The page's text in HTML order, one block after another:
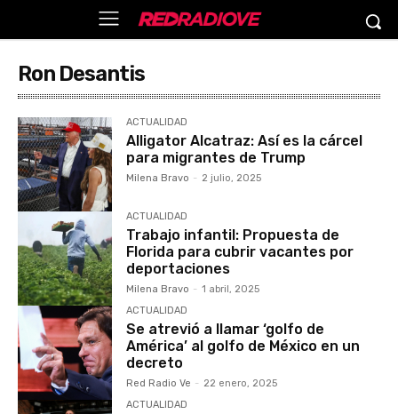
Ron Desantis
ACTUALIDAD
Alligator Alcatraz: Así es la cárcel
para migrantes de Trump
Milena Bravo - 2 julio, 2025
ACTUALIDAD
Trabajo infantil: Propuesta de
Florida para cubrir vacantes por
deportaciones
Milena Bravo - 1 abril, 2025
ACTUALIDAD
Se atrevió a llamar ‘golfo de
América’ al golfo de México en un
decreto
Red Radio Ve - 22 enero, 2025
ACTUALIDAD